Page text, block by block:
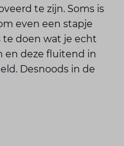
te zijn. Soms is
even een stapje
doen wat je echt
en deze fluitend in
Desnoods in de